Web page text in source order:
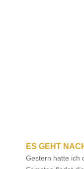
ES GEHT
Gestern hatte ich